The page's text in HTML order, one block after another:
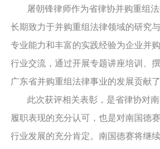
屠朝锋律师作为省律协并购重组
长期致力于并购重组法律领域的研究
专业能力和丰富的实践经验为企业并
行业交流，通过开展专题讲座培训、
广东省并购重组法律事业的发展贡献了
此次获评相关表彰，是省律协对
履职表现的充分认可，也是对南国德
行业发展的充分肯定。南国德赛将继